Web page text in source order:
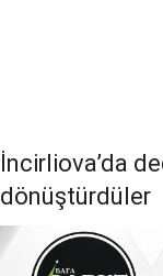
İncirliova’da
dönüştürdüler